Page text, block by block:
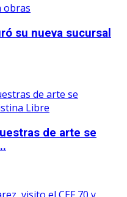
su nueva sucursal
de arte se